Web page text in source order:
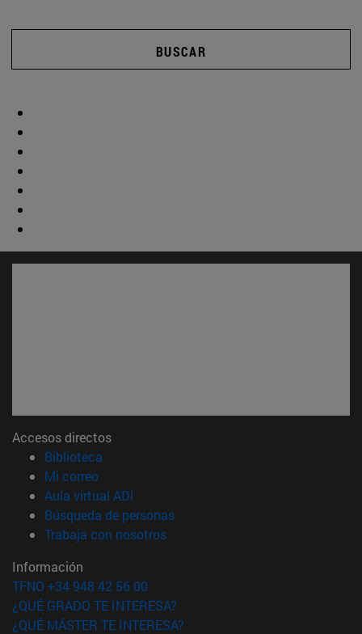
BUSCAR
Accesos directos
Biblioteca
Mi correo(abre en nueva ventana)
Aula virtual ADI
Búsqueda de personas(abre en nueva ventana)
Trabaja con nosotros(abre en nueva ventana)
Información
TFNO +34 948 42 56 00
¿QUÉ GRADO TE INTERESA?
¿QUÉ MÁSTER TE INTERESA?